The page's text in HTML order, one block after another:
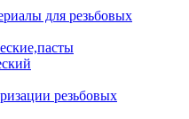
для резьбовых
резьбовых